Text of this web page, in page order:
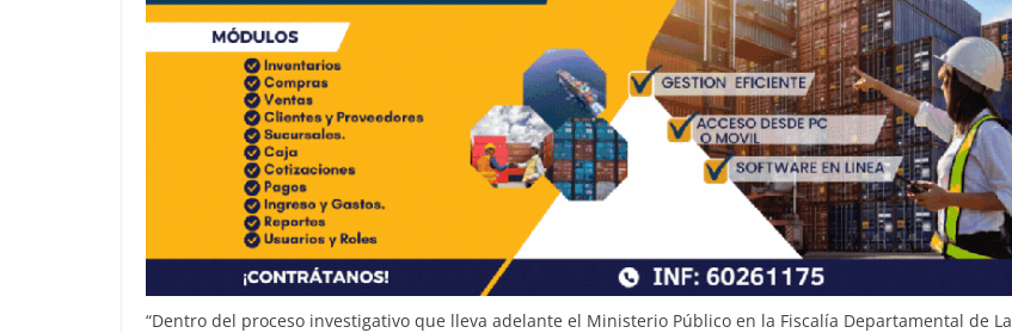
“Dentro del proceso investigativo que lleva adelante el Ministerio Público en la Fiscalía Departamental de La